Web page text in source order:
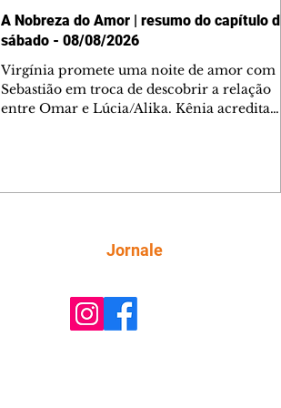
A Nobreza do Amor | resumo do capítulo de
sábado - 08/08/2026
Virgínia promete uma noite de amor com
Sebastião em troca de descobrir a relação
entre Omar e Lúcia/Alika. Kênia acredita
comentam sobre a possível jazida de
tungstênio na região. Virgínia provoca
Jornale